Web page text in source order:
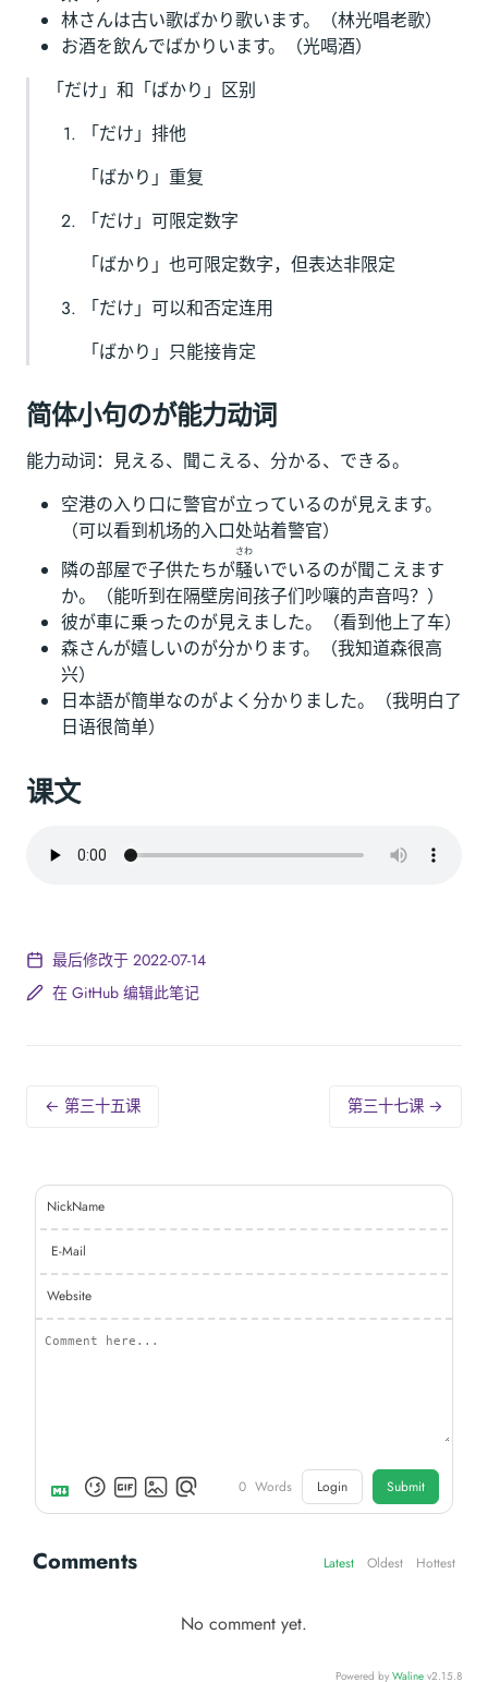
林さんは古い歌ばかり歌います。（林光唱老歌）
お酒を飲んでばかりいます。（光喝酒）
「だけ」和「ばかり」区别
「だけ」排他
「ばかり」重复
「だけ」可限定数字
「ばかり」也可限定数字，但表达非限定
「だけ」可以和否定连用
「ばかり」只能接肯定
简体小句のが能力动词
能力动词：見える、聞こえる、分かる、できる。
空港の入り口に警官が立っているのが見えます。
（可以看到机场的入口处站着警官）
隣の部屋で子供たちが騒
さわ
いでいるのが聞こえます
か。（能听到在隔壁房间孩子们吵嚷的声音吗？）
彼が車に乗ったのが見えました。（看到他上了车）
森さんが嬉しいのが分かります。（我知道森很高
兴）
日本語が簡単なのがよく分かりました。（我明白了
日语很简单）
课文
最后修改于 2022-07-14
在 GitHub 编辑此笔记
← 第三十五课 第三十七课 →
NickName
E-Mail
Website
0 Words Login Submit
Comments Latest Oldest Hottest
No comment yet.
Powered by Waline v2.15.8